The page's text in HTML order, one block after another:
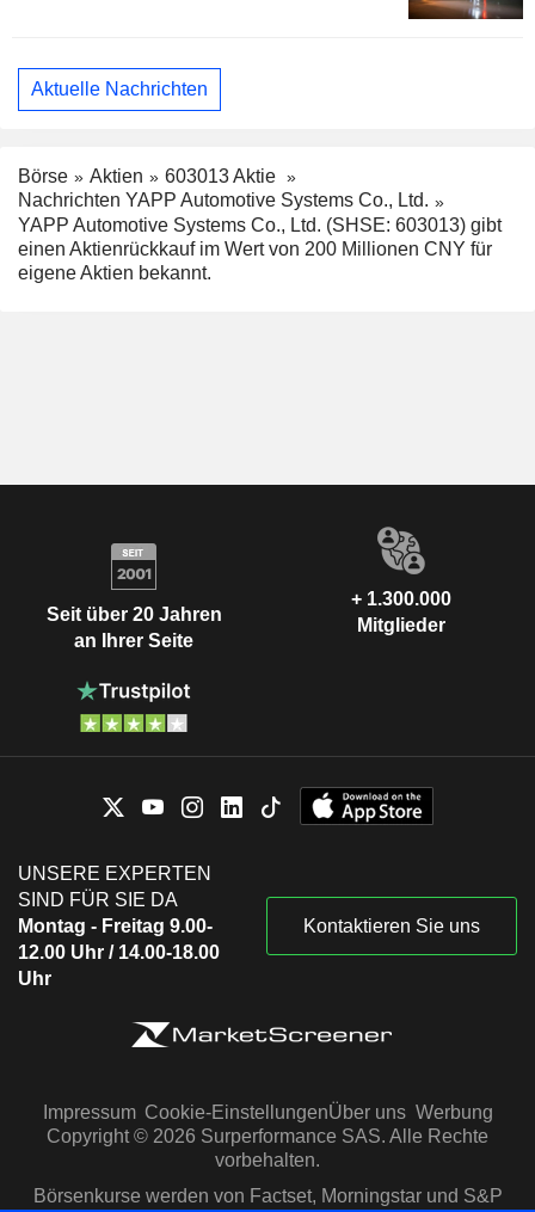
Aktuelle Nachrichten
Börse Aktien
603013 Aktie
Nachrichten YAPP Automotive Systems Co., Ltd.
YAPP Automotive Systems Co., Ltd. (SHSE: 603013) gibt
einen Aktienrückkauf im Wert von 200 Millionen CNY für
eigene Aktien bekannt.
Seit über 20 Jahren
an Ihrer Seite
+ 1.300.000
Mitglieder
UNSERE EXPERTEN
SIND FÜR SIE DA
Montag - Freitag 9.00-
12.00 Uhr / 14.00-18.00
Uhr
Kontaktieren Sie uns
Impressum Cookie-EinstellungenÜber uns Werbung
Copyright © 2026 Surperformance SAS. Alle Rechte
vorbehalten.
Börsenkurse werden von Factset, Morningstar und S&P